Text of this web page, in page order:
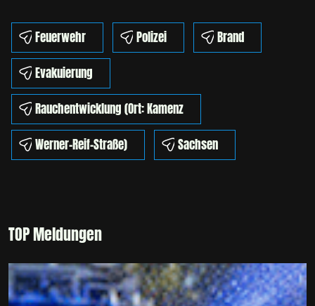
Feuerwehr Polizei
Brand
Evakuierung
Rauchentwicklung (Ort: Kamenz
Werner-Reif-Straße)
Sachsen
TOP Meldungen